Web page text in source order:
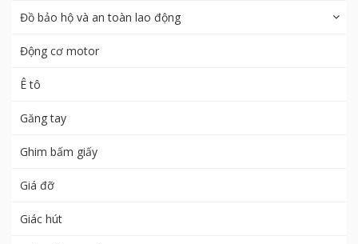
Đồ bảo hộ và an toàn lao động
Động cơ motor
Ê tô
Găng tay
Ghim bấm giấy
Giá đỡ
Giác hút